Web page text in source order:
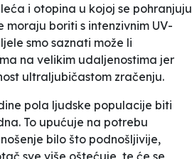
i otopina u kojoj se pohranjuju
moraju boriti s intenzivnim UV-
smo saznati može li
na velikim udaljenostima jer
ultraljubičastom zračenju.
pola ljudske populacije biti
To upućuje na potrebu
bilo što podnošljivije,
sve više oštećuje, te će se